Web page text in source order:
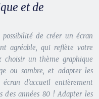
et de
de créer un écran
agréable, qui reflète votre
choisir un thème graphique
ou sombre, et adapter les
d’accueil entièrement
des années 80 ! Adapter les